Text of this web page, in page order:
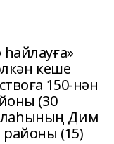
кеше
150-нән
(30
Дим
(15)